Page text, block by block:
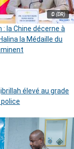
© (DR)
: la Chine décerne à
la Médaille du
élevé au grade